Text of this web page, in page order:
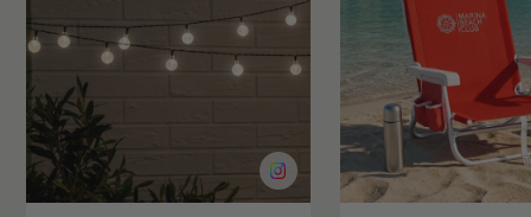
Βρεφικό
Δωμάτιο
Παιδικό
Δωμάτιο
Εποχιακά
Πετσέτες